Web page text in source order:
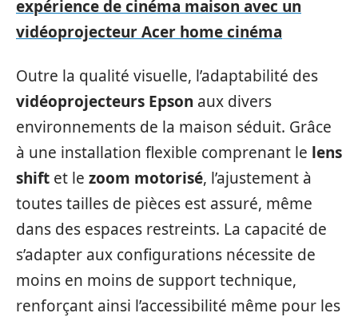
expérience de cinéma maison avec un
vidéoprojecteur Acer home cinéma
Outre la qualité visuelle, l’adaptabilité des
vidéoprojecteurs Epson aux divers
environnements de la maison séduit. Grâce
à une installation flexible comprenant le lens
shift et le zoom motorisé, l’ajustement à
toutes tailles de pièces est assuré, même
dans des espaces restreints. La capacité de
s’adapter aux configurations nécessite de
moins en moins de support technique,
renforçant ainsi l’accessibilité même pour les